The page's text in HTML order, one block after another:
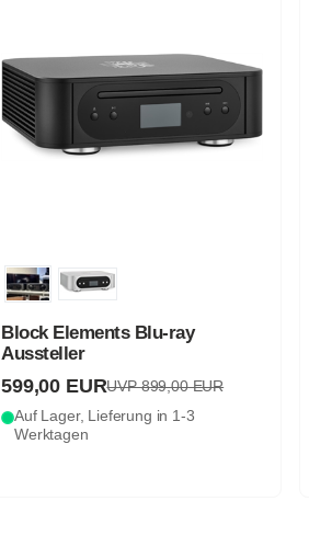
Block Elements Blu-ray
Aussteller
599,00 EURUVP 899,00 EUR
Auf Lager, Lieferung in 1-3
Werktagen